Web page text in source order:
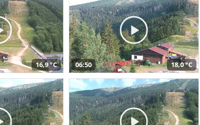
16,9 °C 06:50 18,0 °C